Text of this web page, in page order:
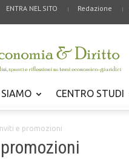
ENTRA NEL SITO Redazione
SIAMO CENTRO STUDI
Inviti e promozioni